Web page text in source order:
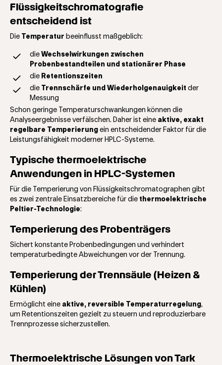
Flüssigkeitschromatografie
entscheidend ist
Die Temperatur beeinflusst maßgeblich:
die Wechselwirkungen zwischen
Probenbestandteilen und stationärer Phase
die Retentionszeiten
die
Trennschärfe und Wiederholgenauigkeit der
Messung
Schon geringe Temperaturschwankungen können die
Analyseergebnisse verfälschen. Daher ist eine aktive, exakt
regelbare Temperierung ein entscheidender Faktor für die
Leistungsfähigkeit moderner HPLC-Systeme.
Typische thermoelektrische
Anwendungen in HPLC-Systemen
Für die Temperierung von Flüssigkeitschromatographen gibt
es zwei zentrale Einsatzbereiche für die thermoelektrische
Peltier-Technologie:
Temperierung des Probenträgers
Sichert konstante Probenbedingungen und verhindert
temperaturbedingte Abweichungen vor der Trennung.
Temperierung der Trennsäule (Heizen &
Kühlen)
Ermöglicht eine aktive, reversible Temperaturregelung,
um Retentionszeiten gezielt zu steuern und reproduzierbare
Trennprozesse sicherzustellen.
Thermoelektrische Lösungen von Tark